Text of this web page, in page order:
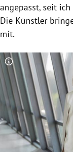
angepasst, seit
Die Künstler
mit.
Copyright-